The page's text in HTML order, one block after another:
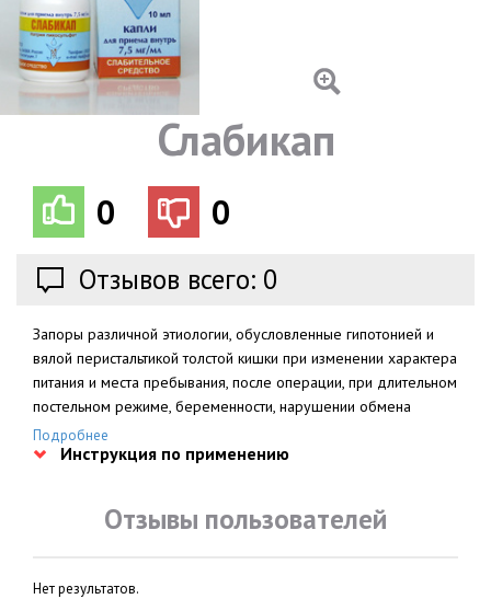
Слабикап
0 0
Отзывов всего: 0
Запоры различной этиологии, обусловленные гипотонией и
вялой перистальтикой толстой кишки при изменении характера
питания и места пребывания, после операции, при длительном
постельном режиме, беременности, нарушении обмена
веществ, ожирении, вторичные запоры; геморрой,проктит и
анальные трещины (для регуляции и облегчения
исследованию ЖКТ, урографии, рентгенографии пояснично-
Подробнее
Инструкция по применению
Отзывы пользователей
Нет результатов.